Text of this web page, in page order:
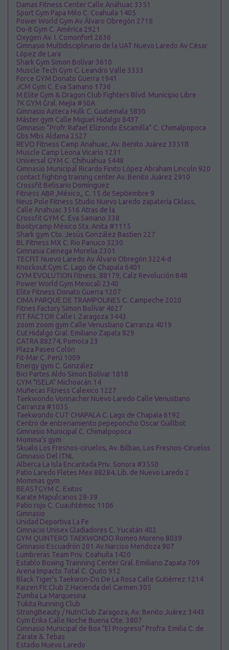
Damas Fitness Center Calle Anáhuac 3351
Sport Gym Papa Milo C. Coahuila 1405
Power World Gym Av Álvaro Obregón 2718
Do-It Gym C. América 2921
Oxygen Av. I. Comonfort 2636
Gimnasio Multidisciplinario de la UAT Nuevo Laredo Av César
López de Lara
Shark Gym Simon Bolívar 3610
Muscle Tech Gym C. Leandro Valle 3333
Force GYM Donato Guerra 1941
JCM Gym C. Eva Samano 1736
M Elite Gym & Dragon Club Fighters Blvd. Municipio Libre
7K GYM Gral. Mejía #50A
Gimnasio Azteca Hulk C. Guatemala 5830
Máster gym Calle Miguel Hidalgo 8437
Gimnasio “Profr. Rafael Elizondo Escamilla” C. Chimalpopoca
Gbs Mbs Aldama 2527
REVO Fitness Camp Anahuac, Av. Benito Juárez 3351B
Muscle Camp Leona Vicario 1231
Universal GYM C. Chihuahua 5448
Gimnasio Municipal Ricardo Finito López Abraham Lincoln 920
contact fighting training center Av. Benito Juárez 2910
Crossfit Belisario Domínguez
Fitness ABR ,México,, C. 15 de Septiembre 9
Neus Pole Fitness Studio Nuevo Laredo zapatería Cklass,
Calle Anahuac 3516 Atras de la
Crossfit GYM C. Eva Samano 338
Bootycamp México Sta. Anita #1115
Shark gym Cto. Jesús González Bastien 227
BL Fitness MX C. Rio Panuco 3230
Gimnasia Cienega Morelia 2301
TECFIT Nuevo Laredo Av Álvaro Obregón 3224-d
Knockout Gym C. Lago de Chapala 6401
GYM EVOLUTION fitness. 88179, Calz Revolución 848
Power World Gym Mexicali 2340
Elite Fitness Donato Guerra 1207
CIMA PARQUE DE TRAMPOLINES C. Campeche 2020
Fitnes Factory Simon Bolívar 4627
FIT FACTOR Calle I. Zaragoza 3443
zoom zoom gym Calle Venustiano Carranza 4019
Cut Hidalgo Gral. Emiliano Zapata 829
CATRA 88274, Pomoca 23
Plaza Paseo Colón
Fit-Mar C. Perú 1009
Energy gym C. González
Bici Partes Aldo Simon Bolívar 1818
GYM "ISELA" Michoacán 14
Muñecas Fitness Calexico 1227
Taekwondo Vonnacher Nuevo Laredo Calle Venustiano
Carranza #1035
Taekwondo CUT CHAPALA C. Lago de Chapala 6192
Centro de entrenamiento pepeponcho Oscar Guillbot
Gimnasio Municipal C. Chimalpopoca
Momma’s gym
Skualo Los Fresnos-ciruelos, Av. Bilbao, Los Fresnos-Ciruelos
Gimnasio Del ITNL
Alberca La Isla Encantada Priv. Sonora #3550
Patio Laredo Fletes Mex 88284, Lib. de Nuevo Laredo 2
Mommas gym
BEASTGYM C. Exitos
Karate Mapulcanos 29-39
Patio rojo C. Cuauhtémoc 1106
Gimnasio
Unidad Deportiva La Fe
Gimnacio Unisex Gladiadores C. Yucatán 402
GYM QUINTERO TAEKWONDO Romeo Moreno 8039
Gimnasio Escuadrón 201 Av Narciso Mendoza 907
Lumbreras Team Priv. Coahuila 1420
Establo Boxing Trainning Center Gral. Emiliano Zapata 709
Arena Impacto Total C. Quito 912
Black Tiger's Taekwon-Do De La Rosa Calle Gutiérrez 1214
Kaizen Fit Club 2 Hacienda del Carmen 305
Zumba La Marquesina
Tukita Running Club
StrongBeauty / NutriClub Zaragoza, Av. Benito Juárez 3443
Gym Erika Calle Noche Buena Ote. 3807
Gimnasio Municipal de Box "El Progreso" Profra. Emilia C. de
Zárate & Tebas
Estadio Nuevo Laredo